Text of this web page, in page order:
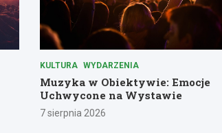
KULTURA WYDARZENIA
Muzyka w Obiektywie: Emocje
Uchwycone na Wystawie
7 sierpnia 2026